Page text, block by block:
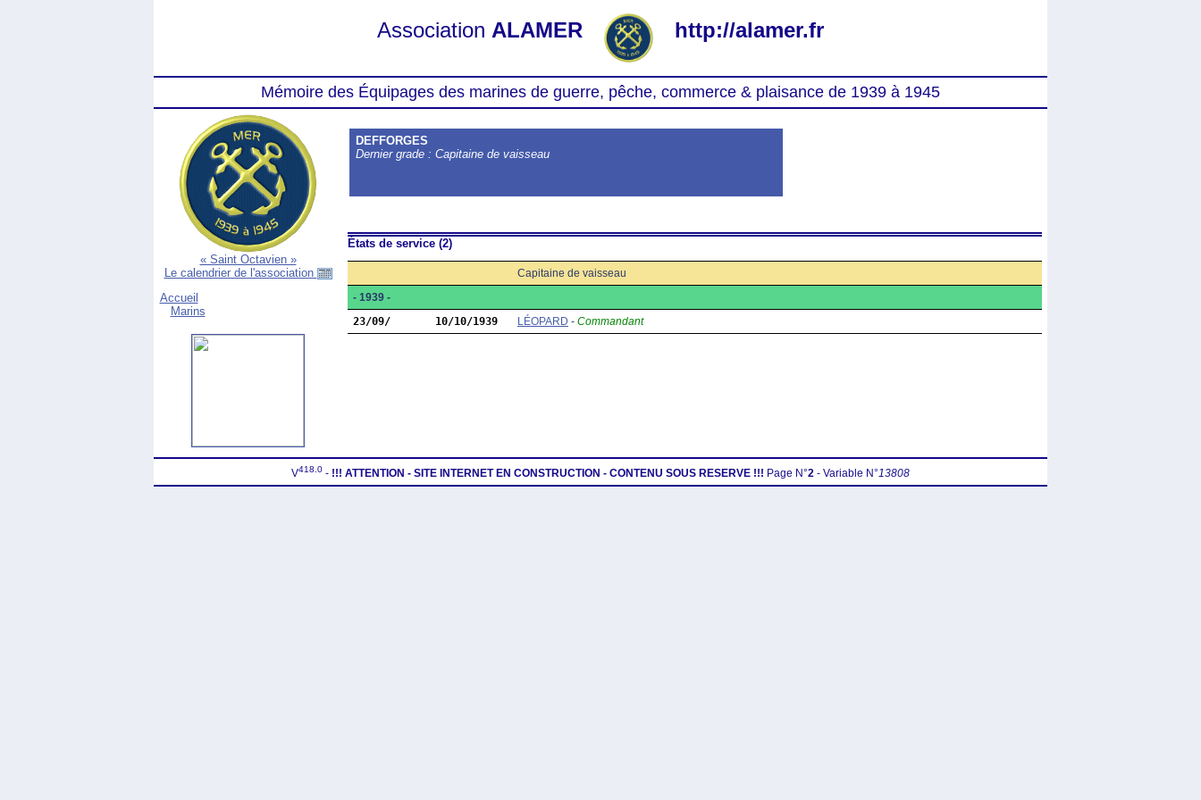
Association ALAMER http://alamer.fr
Mémoire des Équipages des marines de guerre, pêche, commerce & plaisance de 1939 à 1945
« Saint Octavien »
Le calendrier de l'association
Accueil
Marins
DEFFORGES
Dernier grade : Capitaine de vaisseau
États de service (2)
Capitaine de vaisseau
- 1939 -
23/09/
10/10/1939 LÉOPARD - Commandant
V418.0 - !!! ATTENTION - SITE INTERNET EN CONSTRUCTION - CONTENU SOUS RESERVE !!! Page N°2 - Variable N°13808